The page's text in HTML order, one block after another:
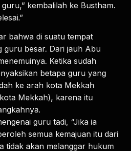
kembalilah ke Bustham.
bahwa di suatu tempat
guru besar. Dari jauh Abu
Ketika sudah
betapa guru yang
ke arah kota Mekkah
Mekkah), karena itu
guru tadi, “Jika ia
semua kemajuan itu dari
tidak akan melanggar hukum